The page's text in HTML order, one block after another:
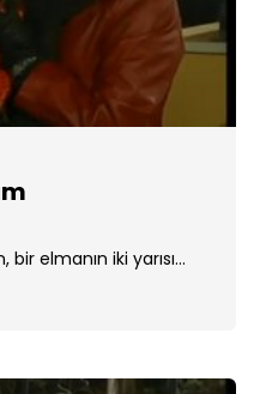
bir elmanın iki yarısı...